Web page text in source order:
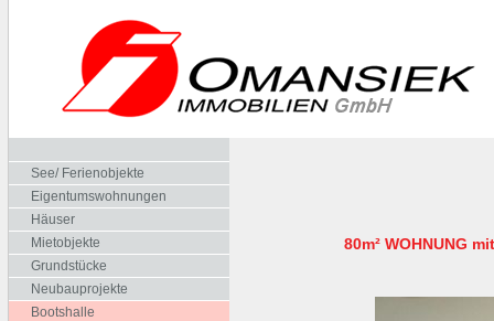
See/ Ferienobjekte
Eigentumswohnungen
Häuser
Mietobjekte
Grundstücke
Neubauprojekte
Bootshalle
80m² WOHNUNG